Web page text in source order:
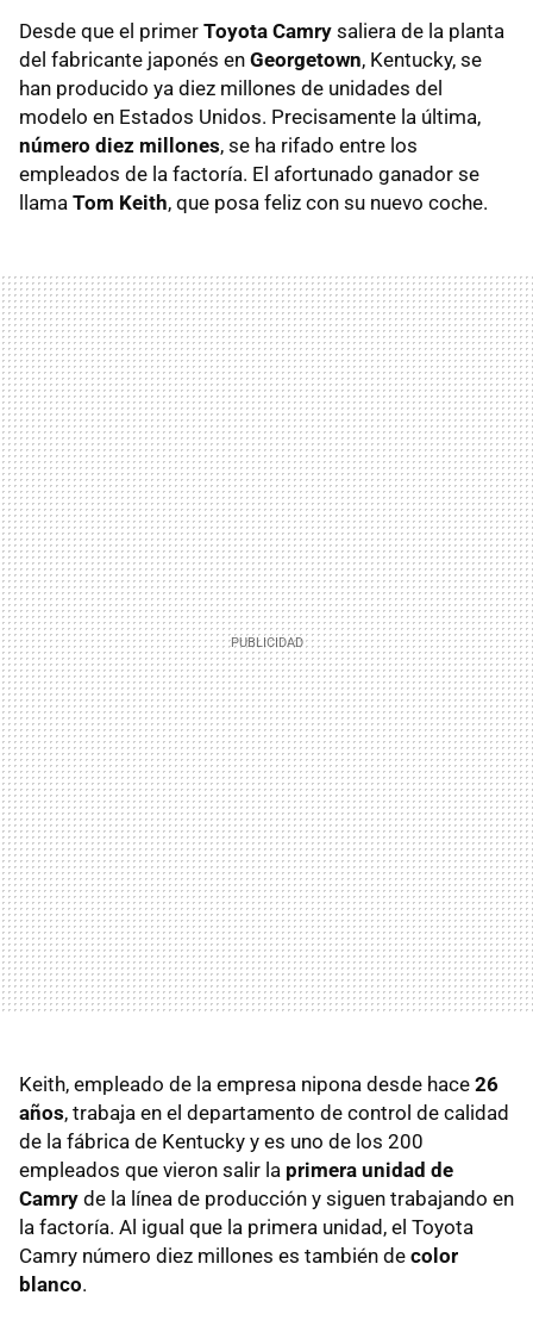
Desde que el primer Toyota Camry saliera de la planta
del fabricante japonés en Georgetown, Kentucky, se
han producido ya diez millones de unidades del
modelo en Estados Unidos. Precisamente la última,
número diez millones, se ha rifado entre los
empleados de la factoría. El afortunado ganador se
llama Tom Keith, que posa feliz con su nuevo coche.
Keith, empleado de la empresa nipona desde hace 26
años, trabaja en el departamento de control de calidad
de la fábrica de Kentucky y es uno de los 200
empleados que vieron salir la primera unidad de
Camry de la línea de producción y siguen trabajando en
la factoría. Al igual que la primera unidad, el Toyota
Camry número diez millones es también de color
blanco.